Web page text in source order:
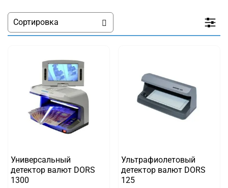
Универсальный
детектор валют DORS
1300
Ультрафиолетовый
детектор валют DORS
125